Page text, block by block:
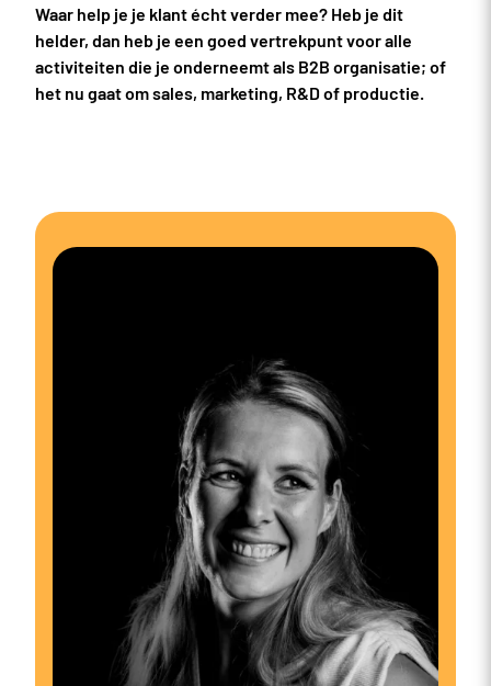
Waar help je je klant écht verder mee? Heb je dit
helder, dan heb je een goed vertrekpunt voor alle
activiteiten die je onderneemt als B2B organisatie; of
het nu gaat om sales, marketing, R&D of productie.